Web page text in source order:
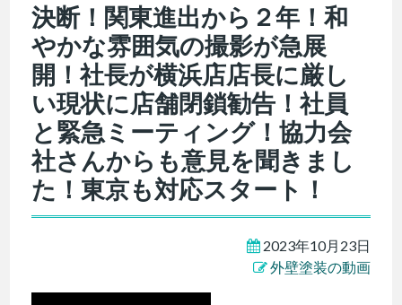
決断！関東進出から２年！和
やかな雰囲気の撮影が急展
開！社長が横浜店店長に厳し
い現状に店舗閉鎖勧告！社員
と緊急ミーティング！協力会
社さんからも意見を聞きまし
た！東京も対応スタート！
2023年10月23日
外壁塗装の動画